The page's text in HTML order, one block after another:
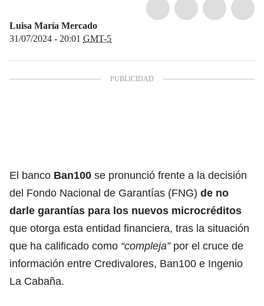
Luisa María Mercado
31/07/2024 - 20:01 GMT-5
El banco Ban100 se pronunció frente a la decisión
del Fondo Nacional de Garantías (FNG) de no
darle garantías para los nuevos microcréditos
que otorga esta entidad financiera, tras la situación
que ha calificado como “compleja” por el cruce de
información entre Credivalores, Ban100 e Ingenio
La Cabaña.